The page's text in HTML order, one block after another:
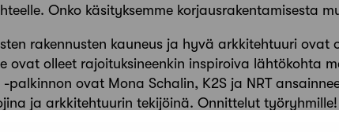
Onko käsityksemme korjausrakentamisesta
rakennusten kauneus ja hyvä arkkitehtuuri ovat
ovat olleet rajoituksineenkin inspiroiva lähtökohta
-palkinnon ovat Mona Schalin, K2S ja NRT
ja arkkitehtuurin tekijöinä. Onnittelut työryhmille!